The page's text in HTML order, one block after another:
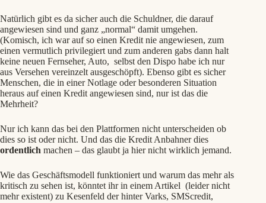
Natürlich gibt es da sicher auch die Schuldner, die darauf
angewiesen sind und ganz „normal“ damit umgehen.
(Komisch, ich war auf so einen Kredit nie angewiesen, zum
einen vermutlich privilegiert und zum anderen gabs dann halt
keine neuen Fernseher, Auto, selbst den Dispo habe ich nur
aus Versehen vereinzelt ausgeschöpft). Ebenso gibt es sicher
Menschen, die in einer Notlage oder besonderen Situation
heraus auf einen Kredit angewiesen sind, nur ist das die
Mehrheit?
Nur ich kann das bei den Plattformen nicht unterscheiden ob
dies so ist oder nicht. Und das die Kredit Anbahner dies
ordentlich machen – das glaubt ja hier nicht wirklich jemand.
Wie das Geschäftsmodell funktioniert und warum das mehr als
kritisch zu sehen ist, könntet ihr in einem Artikel (leider nicht
mehr existent) zu Kesenfeld der hinter Varks, SMScredit,